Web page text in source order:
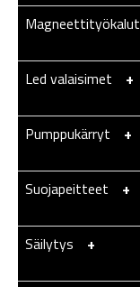
Magneettityökalut
Led valaisimet
+
Pumppukärryt
+
Suojapeitteet
+
Säilytys
+